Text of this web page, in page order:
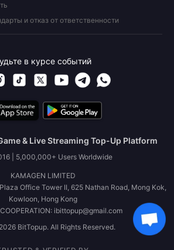
и отказ от ответственности
в курсе событий
& Live Streaming Top-Up Platform
| 5,000,000+ Users Worldwide
KAMAGEN LIMITED
Office Tower II, 625 Nathan Road, Mong Kok,
Kowloon, Hong Kong
ibittopup@gmail.com
BitTopup. All Rights Reserved.